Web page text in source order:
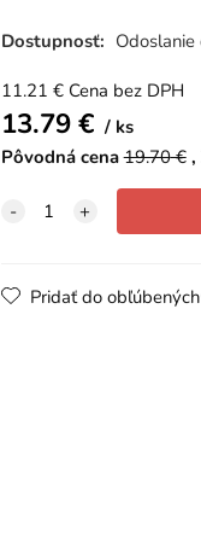
Dostupnosť:
11.21 € Cena bez DPH
13.79€
ks
Pôvodná cena 19.70€
Pridať do obľúbených